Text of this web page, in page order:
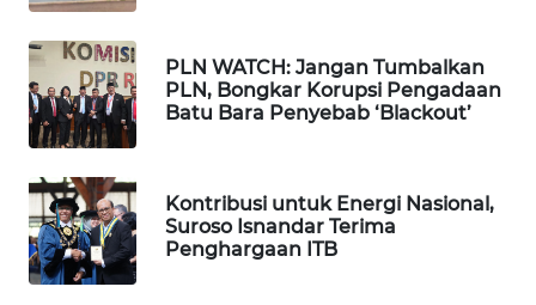
PLN WATCH: Jangan Tumbalkan
PLN, Bongkar Korupsi Pengadaan
Batu Bara Penyebab ‘Blackout’
Kontribusi untuk Energi Nasional,
Suroso Isnandar Terima
Penghargaan ITB
KARAWANG
WN
BEKASI
WN
BOGOR
WN